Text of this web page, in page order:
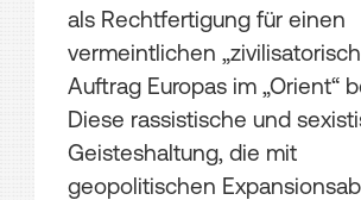
als Rechtfertigung für einen
vermeintlichen
Auftrag Europas im „Orient“
Diese rassistische und
Geisteshaltung, die mit
geopolitischen